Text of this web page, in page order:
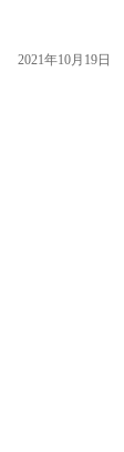
2021年10月19日